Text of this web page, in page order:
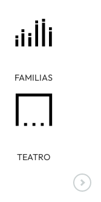
FAMILIAS
TEATRO